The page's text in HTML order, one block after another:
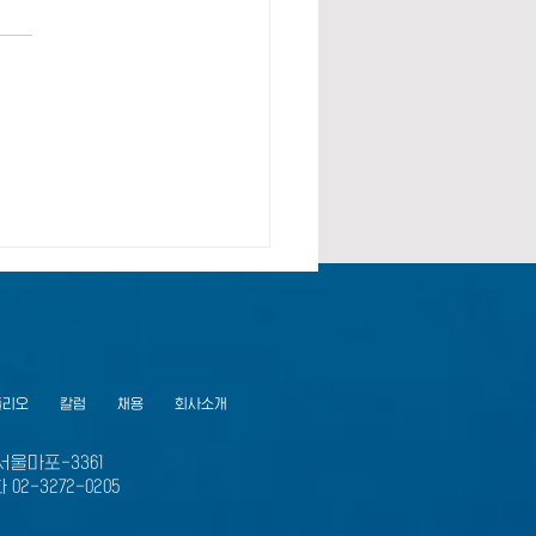
오 칼럼 채용 회사소개
울마포-3361
02-3272-0205